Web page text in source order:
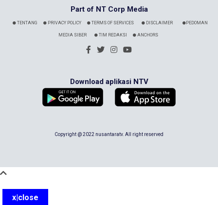
Part of NT Corp Media
TENTANG PRIVACY POLICY TERMS OF SERVICES DISCLAIMER PEDOMAN
MEDIA SIBER TIM REDAKSI ANCHORS
Download aplikasi NTV
Copyright @ 2022 nusantaratv. All right reserved
x|close